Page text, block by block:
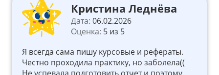
Кристина Леднёва
Дата: 06.02.2026
Оценка: 5 из 5
Я всегда сама пишу курсовые и рефераты.
Честно проходила практику, но заболела((